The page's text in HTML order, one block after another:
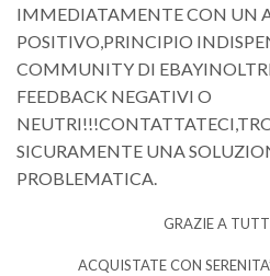
IMMEDIATAMENTE CON UN
POSITIVO,PRINCIPIO
COMMUNITY DI
FEEDBACK NEGATIVI O
SICURAMENTE UNA
PROBLEMATICA.
GRAZIE A
ACQUISTATE CON